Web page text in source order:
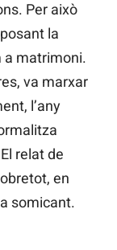
Per això
la
a matrimoni.
va marxar
l’any
relat de
en
somicant.